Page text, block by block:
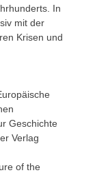
In
mit der
Krisen und
Geschichte
Verlag
of the